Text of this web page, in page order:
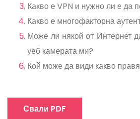
Какво е VPN и нужно ли е да
Какво е многофакторна
Може ли някой от Интернет
уеб камерата ми?
Кой може да види какво
Свали PDF